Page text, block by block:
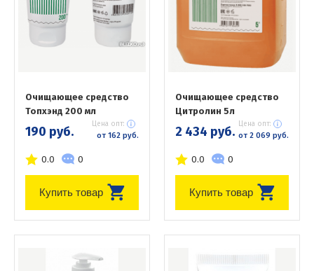
Очищающее средство
Топхэнд 200 мл
190 руб. Цена опт:
от 162 руб.
0.0 0
Купить товар
Очищающее средство
Цитролин 5л
2 434 руб. Цена опт:
от 2 069 руб.
0.0 0
Купить товар